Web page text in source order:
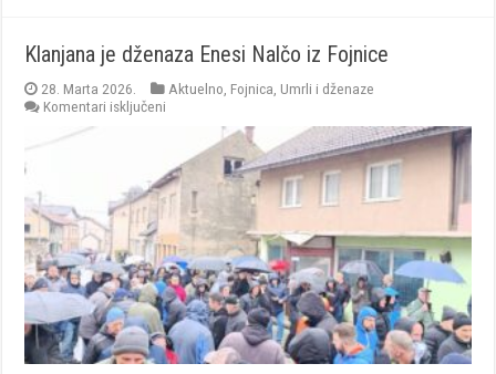
Klanjana je dženaza Enesi Nalčo iz Fojnice
28. Marta 2026. Aktuelno Fojnica Umrli i dženaze
Komentari isključeni
dženaza
Enesi
Nalčo
Fojnice